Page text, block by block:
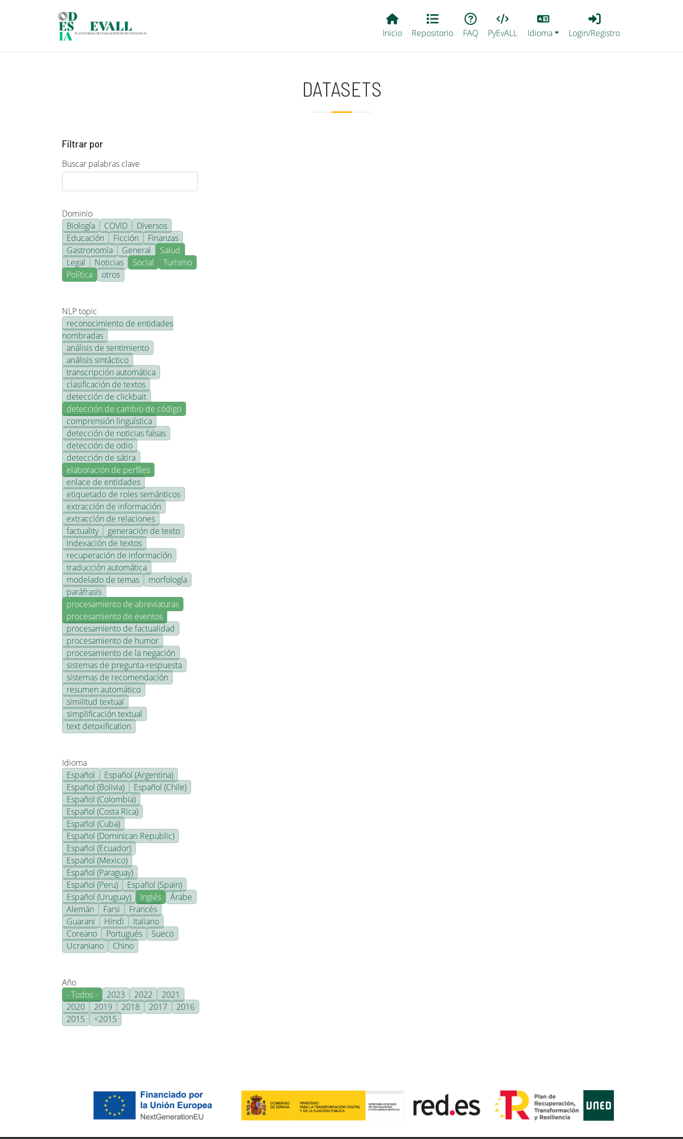
Main EvALL
Inicio Repositorio FAQ PyEvALL
Lang
Idioma
Login_Registro
Login/Registro
DATASETS
Filtrar por
Buscar palabras clave
Dominio
Biología
COVID
Diversos
Educación
Ficción
Finanzas
Gastronomía
General
Salud
Legal
Noticias Social
Turismo
Política
otros
NLP topic
reconocimiento de entidades
nombradas
análisis de sentimiento
análisis sintáctico
transcripción automática
clasificación de textos
detección de clickbait
detección de cambio de código
comprensión lingüística
detección de noticias falsas
detección de odio
detección de sátira
elaboración de perfiles
enlace de entidades
etiquetado de roles semánticos
extracción de información
extracción de relaciones
factuality
generación de texto
indexación de textos
recuperación de información
traducción automática
modelado de temas
morfología
paráfrasis
procesamiento de abreviaturas
procesamiento de eventos
procesamiento de factualidad
procesamiento de humor
procesamiento de la negación
sistemas de pregunta-respuesta
sistemas de recomendación
resumen automático
similitud textual
simplificación textual
text detoxification
Idioma
Español
Español (Argentina)
Español (Bolivia)
Español (Chile)
Español (Colombia)
Español (Costa Rica)
Español (Cuba)
Español (Dominican Republic)
Español (Ecuador)
Español (Mexico)
Español (Paraguay)
Español (Peru)
Español (Spain)
Español (Uruguay)
Inglés
Árabe
Alemán
Farsi
Francés
Guarani
Hindi
Italiano
Coreano
Portugués
Sueco
Ucraniano
Chino
Año
- Todos -
2023 2022
2021
2020
2019 2018 2017
2016
2015
<2015